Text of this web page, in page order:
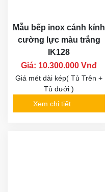
Mẫu bếp inox cánh kính
cường lực màu trắng
IK128
Giá: 10.300.000 Vnđ
Giá mét dài kép( Tủ Trên +
Tủ dưới )
Xem chi tiết